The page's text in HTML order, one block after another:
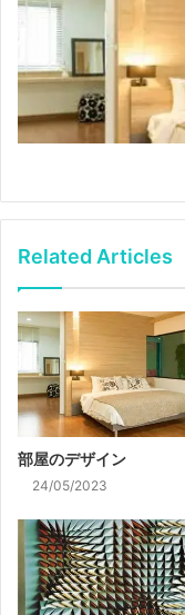
Related Articles
部屋のデザイン
24/05/2023